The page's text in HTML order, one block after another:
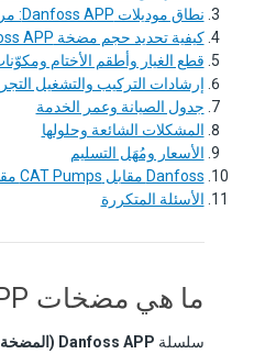
نطاق موديلات Danfoss APP: مرجع كامل
كيفية تحديد حجم مضخة Danfoss APP لنظامك
قطع الغيار وأطقم الأختام
إرشادات التركيب والتشغيل
جدول الصيانة وعمر الخدمة
المشكلات الشائعة وحلولها
الأسعار ومُهَل التسليم
Danfoss مقابل CAT Pumps مقابل Grundfos BME
الأسئلة المتكررة
ما هي مضخات Danfoss APP؟
سلسلة Danfoss APP (المضخة المكبسية المحورية)